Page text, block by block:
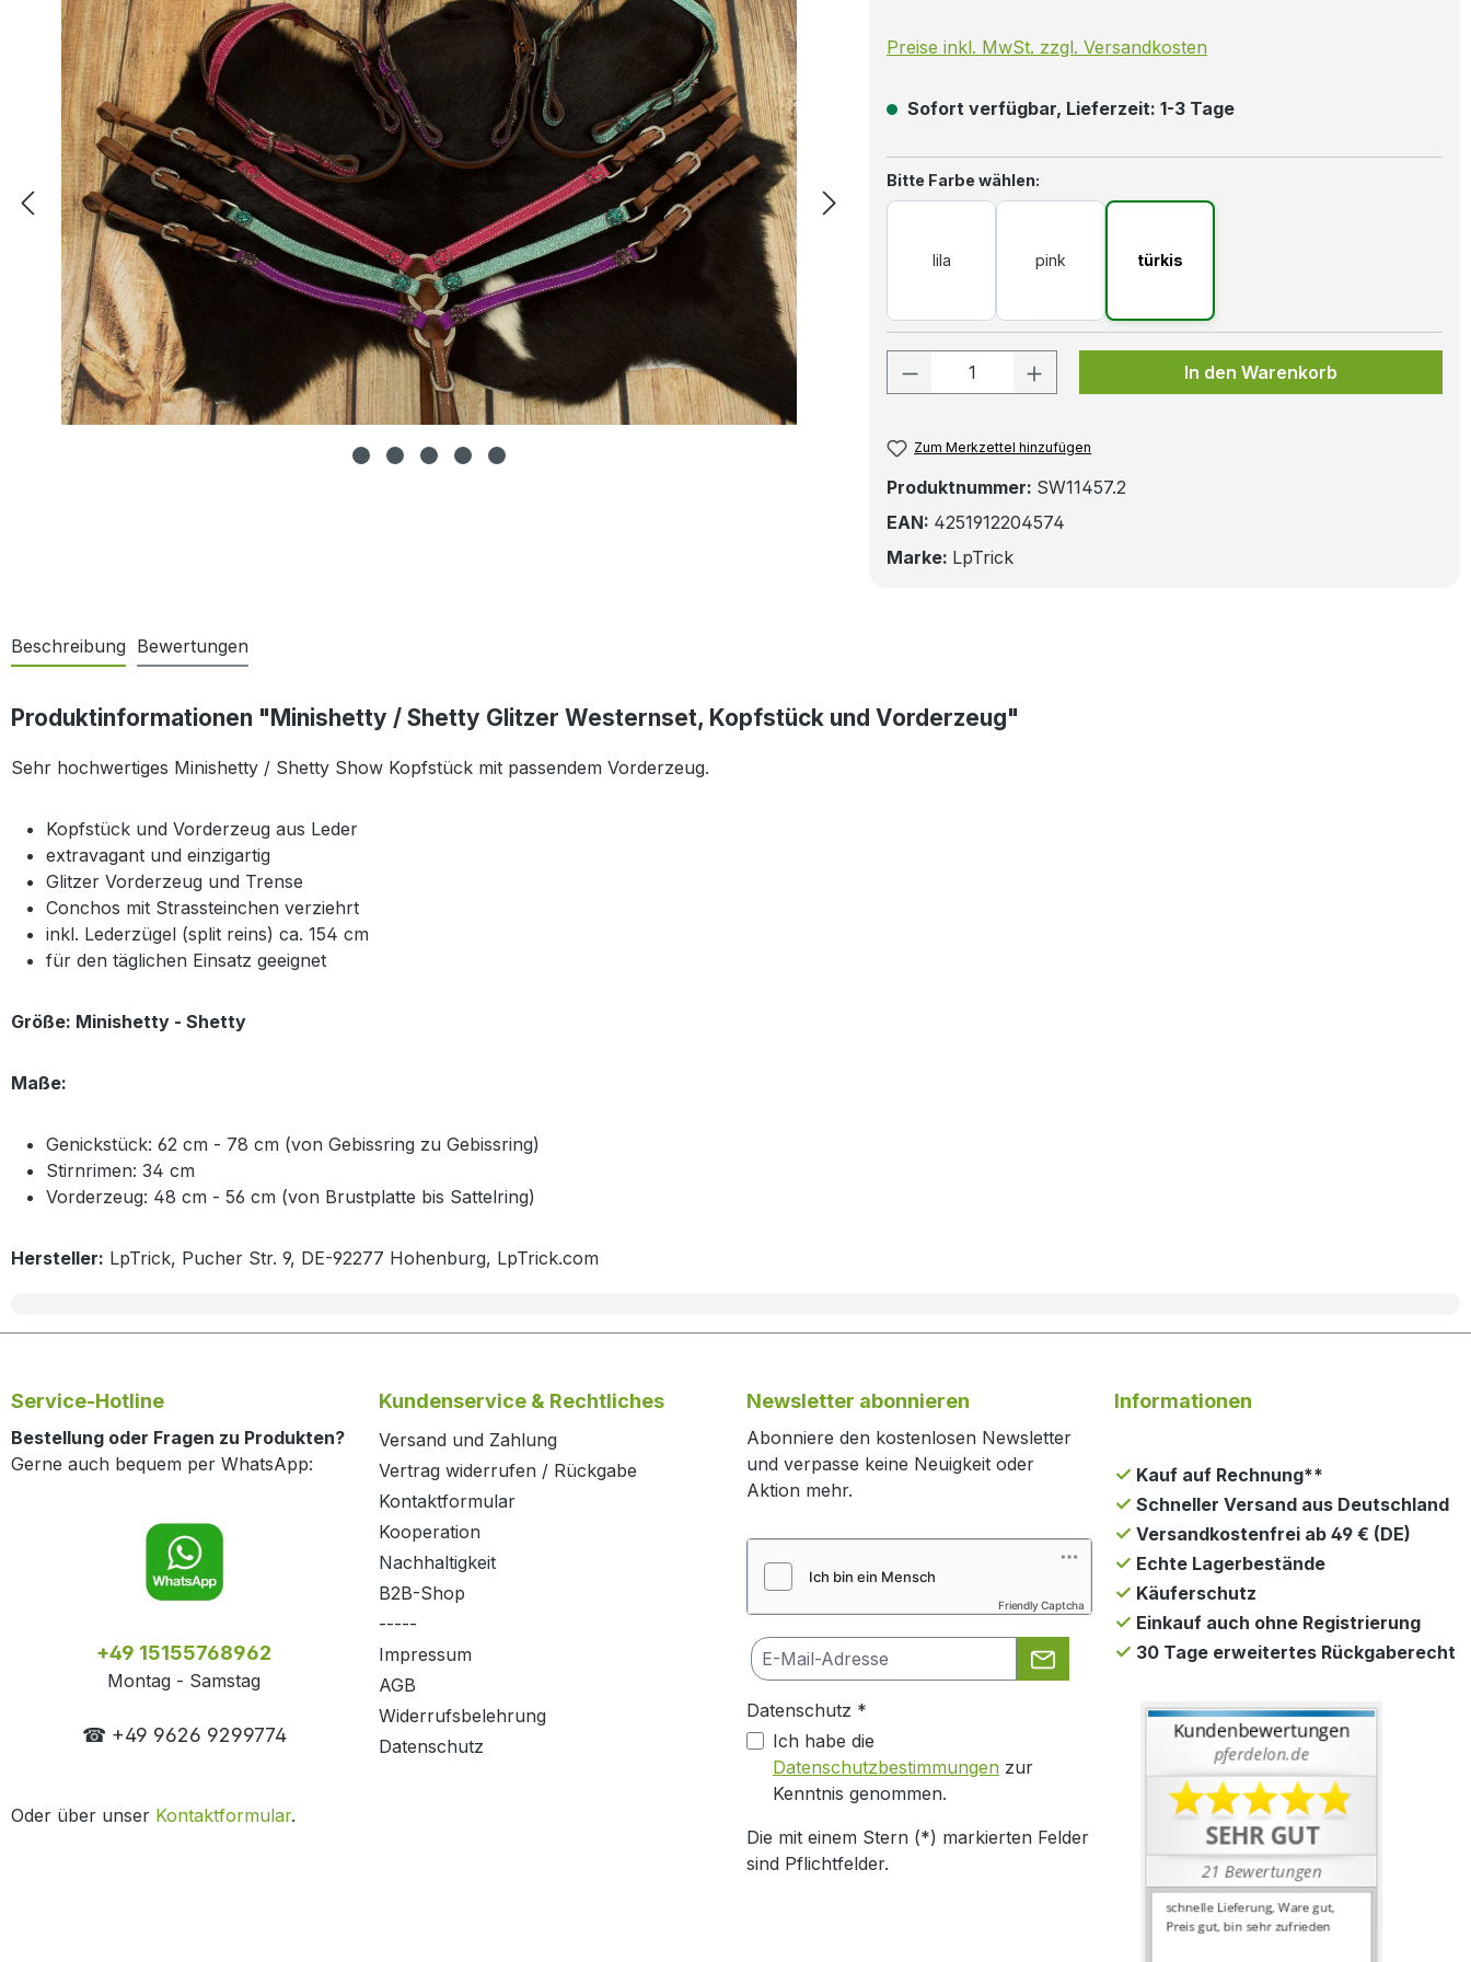
Preise inkl. MwSt. zzgl. Versandkosten
Sofort verfügbar, Lieferzeit: 1-3 Tage
Bitte Farbe wählen:
lila pink türkis
Produkt Anzahl: Gib den gewünschten Wert
In den Warenkorb
Zum Merkzettel hinzufügen
Produktnummer: SW11457.2
EAN: 4251912204574
Marke: LpTrick
Beschreibung Bewertungen
Produktinformationen "Minishetty / Shetty Glitzer Westernset, Kopfstück und Vorderzeug"
Sehr hochwertiges Minishetty / Shetty Show Kopfstück mit passendem Vorderzeug.
Kopfstück und Vorderzeug aus Leder
extravagant und einzigartig
Glitzer Vorderzeug und Trense
Conchos mit Strassteinchen verziehrt
inkl. Lederzügel (split reins) ca. 154 cm
für den täglichen Einsatz geeignet
Größe: Minishetty - Shetty
Maße:
Genickstück: 62 cm - 78 cm (von Gebissring zu Gebissring)
Stirnrimen: 34 cm
Vorderzeug: 48 cm - 56 cm (von Brustplatte bis Sattelring)
Hersteller: LpTrick, Pucher Str. 9, DE-92277 Hohenburg, LpTrick.com
Service-Hotline
Bestellung oder Fragen zu Produkten?
Gerne auch bequem per WhatsApp:
+49 15155768962
Montag - Samstag
☎ +49 9626 9299774
Oder über unser Kontaktformular.
Kundenservice & Rechtliches
Versand und Zahlung
Vertrag widerrufen / Rückgabe
Kontaktformular
Kooperation
Nachhaltigkeit
B2B-Shop
-----
Impressum
AGB
Widerrufsbelehrung
Datenschutz
Newsletter abonnieren
Abonniere den kostenlosen Newsletter
und verpasse keine Neuigkeit oder
Aktion mehr.
Friendly Captcha
Datenschutz *
Ich habe die
Datenschutzbestimmungen zur
Kenntnis genommen.
Die mit einem Stern (*) markierten Felder
sind Pflichtfelder.
Informationen
Kauf auf Rechnung**
Schneller Versand aus Deutschland
Versandkostenfrei ab 49 € (DE)
Echte Lagerbestände
Käuferschutz
Einkauf auch ohne Registrierung
30 Tage erweitertes Rückgaberecht